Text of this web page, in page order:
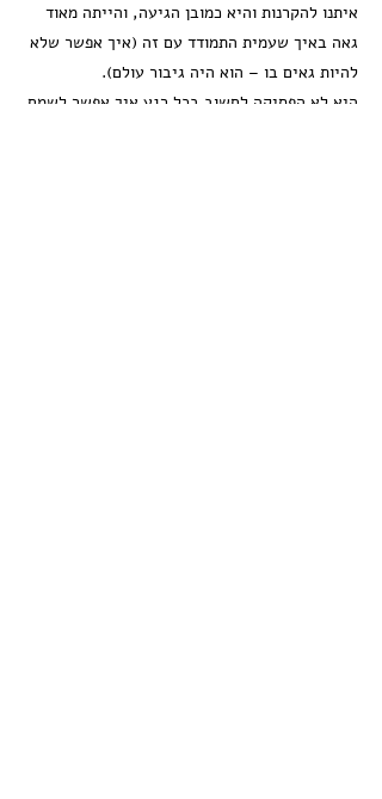
איתנו להקרנות והיא כמובן הגיעה, והייתה מאוד
גאה באיך שעמית התמודד עם זה (איך אפשר שלא
להיות גאים בו – הוא היה גיבור עולם).
היא לא הפסיקה לחשוב בכל רגע איך אפשר לשמח